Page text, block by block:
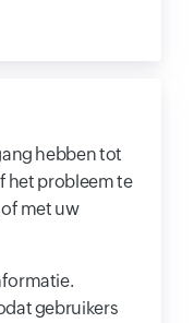
hebben tot
het probleem te
met uw
gebruikers